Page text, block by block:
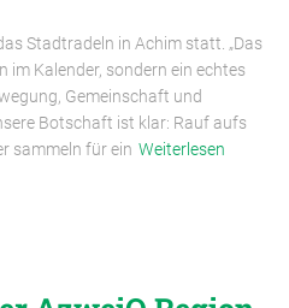
Stadtradeln in Achim statt. „Das
im Kalender, sondern ein echtes
Gemeinschaft und
Botschaft ist klar: Rauf aufs
sammeln für ein Weiterlesen